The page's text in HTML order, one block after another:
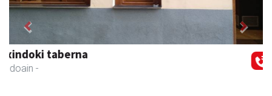
Bastero Kulturgunea
Andoain
Previous Next